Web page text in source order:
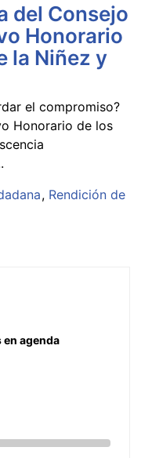
del Consejo
Honorario
la Niñez y
el compromiso?
Honorario de los
Rendición de
en agenda